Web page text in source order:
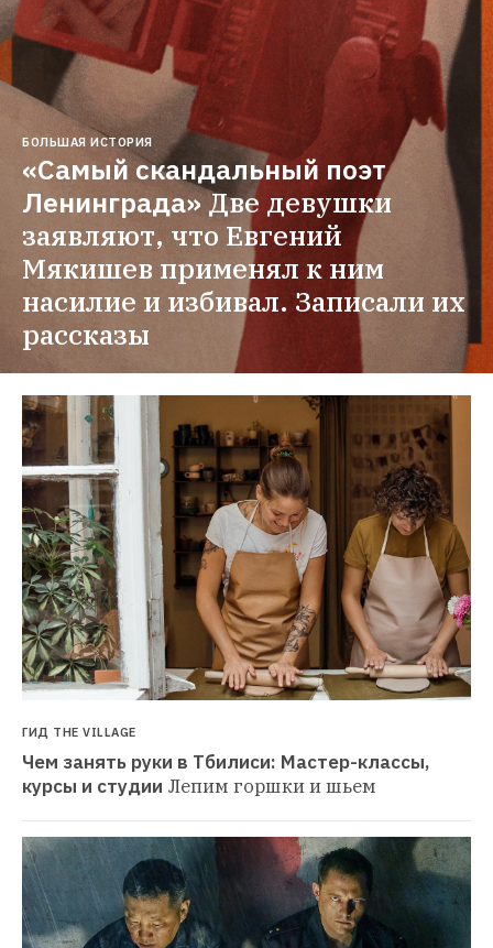
БОЛЬШАЯ ИСТОРИЯ
«Самый скандальный поэт
Ленинграда»Две девушки
заявляют, что Евгений
Мякишев применял к ним
насилие и избивал. Записали их
рассказы
ГИД THE VILLAGE
Чем занять руки в Тбилиси: Мастер-классы,
курсы и студии Лепим горшки и шьем